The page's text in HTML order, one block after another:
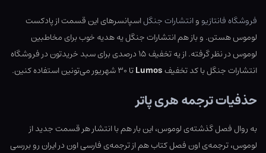
فروشگاه فانتازیو وانتشارات جنگلاسپانسرهای این قسمت از پادکست
لوموس هستن. و باز هم انتشارات جنگل یه هدیه خوب برای مخاطبین
لوموس در نظر گرفته. از یه تخفیف ۱۵ درصدی برای سبد خریدتون در فروشگاه
انتشارات جنگل با کد تخفیفLumosتا ۳۰ شهریور می‌تونین استفاده کنین.
حذفیات ترجمه هری پاتر
به روال فصل گذشته‌ی لوموس، این بار هم با انتشار هر قسمت جدید از
لوموس، ترجمه‌ی اون فصل کتاب هم از ترجمه‌ی فارسی اون در ایران رو بررسی